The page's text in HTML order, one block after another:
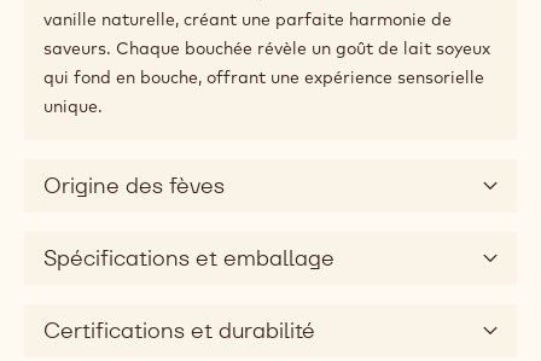
vanille naturelle, créant une parfaite harmonie de
saveurs. Chaque bouchée révèle un goût de lait soyeux
qui fond en bouche, offrant une expérience sensorielle
unique.
Origine des fèves
Spécifications et emballage
Certifications et durabilité